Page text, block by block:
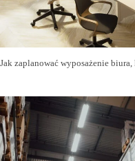
Jak zaplanować wyposażenie